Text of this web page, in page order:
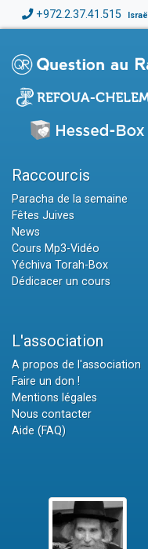
+972.2.37.41.515 Israël
Raccourcis
Paracha de la semaine
Fêtes Juives
News
Cours Mp3-Vidéo
Yéchiva Torah-Box
Dédicacer un cours
L'association
A propos de l'association
Faire un don !
Mentions légales
Nous contacter
Aide (FAQ)